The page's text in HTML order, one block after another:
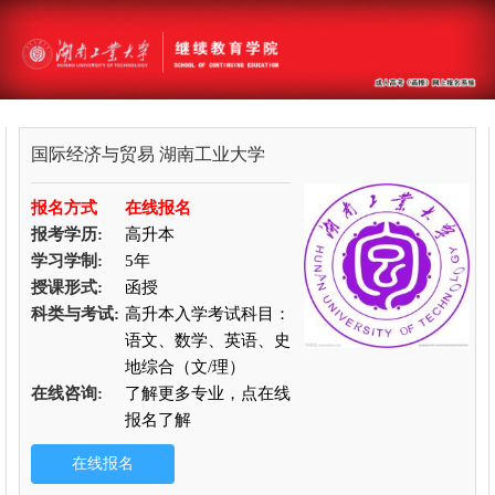
国际经济与贸易 湖南工业大学
报名方式
在线报名
报考学历:
高升本
学习学制:
5年
授课形式:
函授
科类与考试: 高升本入学考试科目：
语文、数学、英语、史
地综合（文/理）
在线咨询:
了解更多专业，点在线
报名了解